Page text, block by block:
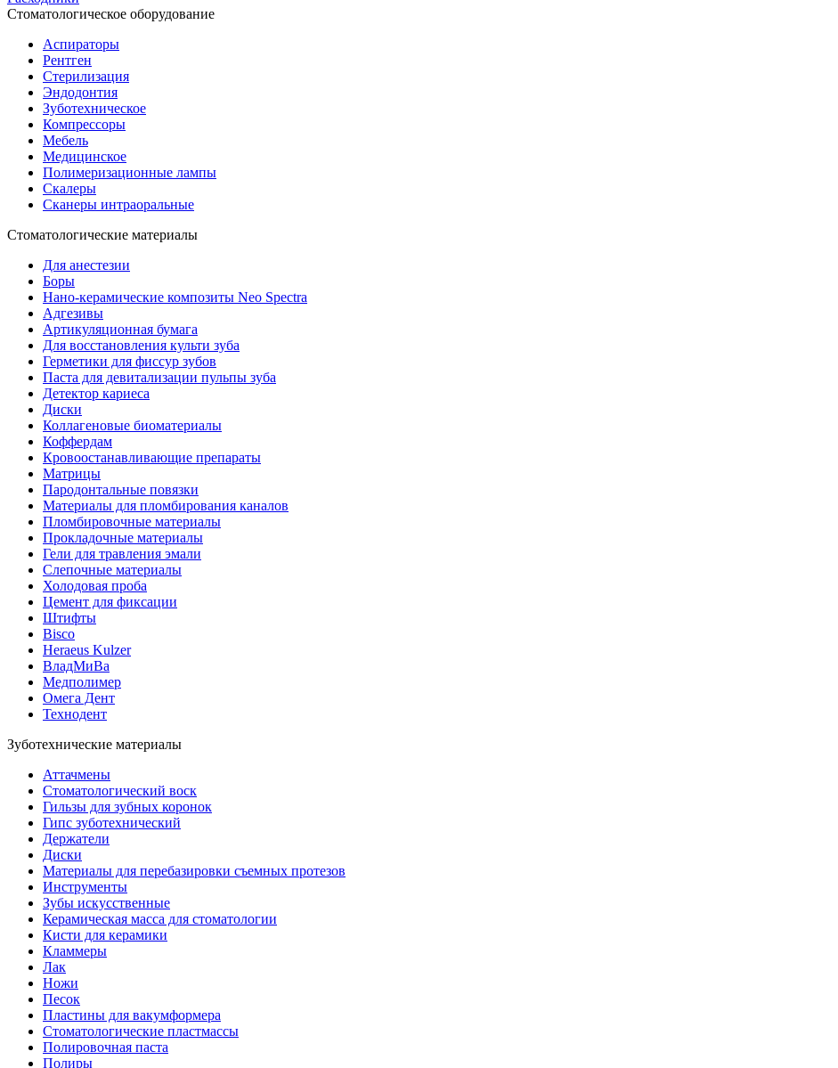
Стоматологическое оборудование
Аспираторы
Рентген
Стерилизация
Эндодонтия
Зуботехническое
Компрессоры
Мебель
Медицинское
Полимеризационные лампы
Скалеры
Сканеры интраоральные
Стоматологические материалы
Для анестезии
Боры
Нано-керамические композиты Neo Spectra
Адгезивы
Артикуляционная бумага
Для восстановления культи зуба
Герметики для фиссур зубов
Паста для девитализации пульпы зуба
Детектор кариеса
Диски
Коллагеновые биоматериалы
Коффердам
Кровоостанавливающие препараты
Матрицы
Пародонтальные повязки
Материалы для пломбирования каналов
Пломбировочные материалы
Прокладочные материалы
Гели для травления эмали
Слепочные материалы
Холодовая проба
Цемент для фиксации
Штифты
Bisco
Heraeus Kulzer
ВладМиВа
Медполимер
Омега Дент
Технодент
Зуботехнические материалы
Аттачмены
Стоматологический воск
Гильзы для зубных коронок
Гипс зуботехнический
Держатели
Диски
Материалы для перебазировки съемных протезов
Инструменты
Зубы искусственные
Керамическая масса для стоматологии
Кисти для керамики
Кламмеры
Лак
Ножи
Песок
Пластины для вакумформера
Стоматологические пластмассы
Полировочная паста
Полиры